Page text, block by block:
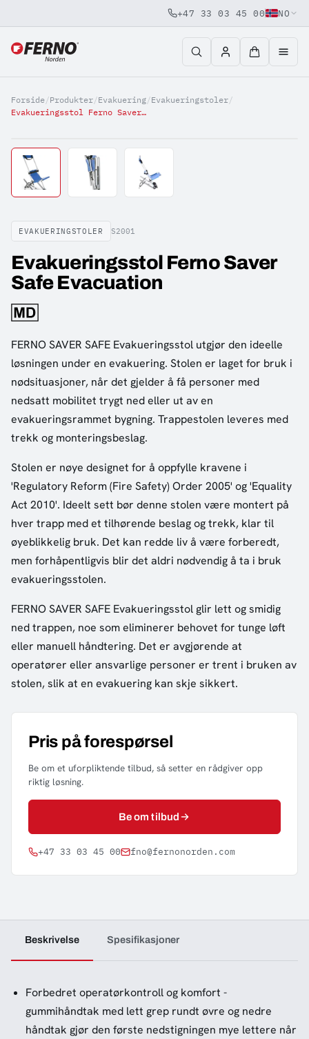
Jump to content
+47 33 03 45 00 NO
Forside/Produkter/Evakuering/Evakueringstoler/
Evakueringsstol Ferno Saver Safe Evacuation
EVAKUERINGSTOLER S2001
Evakueringsstol Ferno Saver
Safe Evacuation
FERNO SAVER SAFE Evakueringsstol utgjør den ideelle
løsningen under en evakuering. Stolen er laget for bruk i
nødsituasjoner, når det gjelder å få personer med
nedsatt mobilitet trygt ned eller ut av en
evakueringsrammet bygning. Trappestolen leveres med
trekk og monteringsbeslag.
Stolen er nøye designet for å oppfylle kravene i
'Regulatory Reform (Fire Safety) Order 2005' og 'Equality
Act 2010'. Ideelt sett bør denne stolen være montert på
hver trapp med et tilhørende beslag og trekk, klar til
øyeblikkelig bruk. Det kan redde liv å være forberedt,
men forhåpentligvis blir det aldri nødvendig å ta i bruk
evakueringsstolen.
FERNO SAVER SAFE Evakueringsstol glir lett og smidig
ned trappen, noe som eliminerer behovet for tunge løft
eller manuell håndtering. Det er avgjørende at
operatører eller ansvarlige personer er trent i bruken av
stolen, slik at en evakuering kan skje sikkert.
Pris på forespørsel
Be om et uforpliktende tilbud, så setter en rådgiver opp
riktig løsning.
Be om tilbud
+47 33 03 45 00 fno@fernonorden.com
Beskrivelse Spesifikasjoner
Forbedret operatørkontroll og komfort -
gummihåndtak med lett grep rundt øvre og nedre
håndtak gjør den første nedstigningen mye lettere når